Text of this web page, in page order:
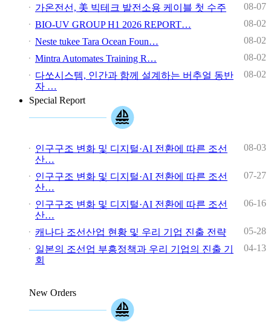
가온전선, 美 빅테크 발전소용 케이블 첫 수주
08-07
BIO-UV GROUP H1 2026 REPORT…
08-02
Neste tukee Tara Ocean Foun…
08-02
Mintra Automates Training R…
08-02
다쏘시스템, 인간과 함께 설계하는 버추얼 동반
자 …
08-02
Special Report
인구구조 변화 및 디지털·AI 전환에 따른 조선
산…
08-03
인구구조 변화 및 디지털·AI 전환에 따른 조선
산…
07-27
인구구조 변화 및 디지털·AI 전환에 따른 조선
산…
06-16
캐나다 조선산업 현황 및 우리 기업 진출 전략
05-28
일본의 조선업 부흥정책과 우리 기업의 진출 기
회
04-13
New Orders